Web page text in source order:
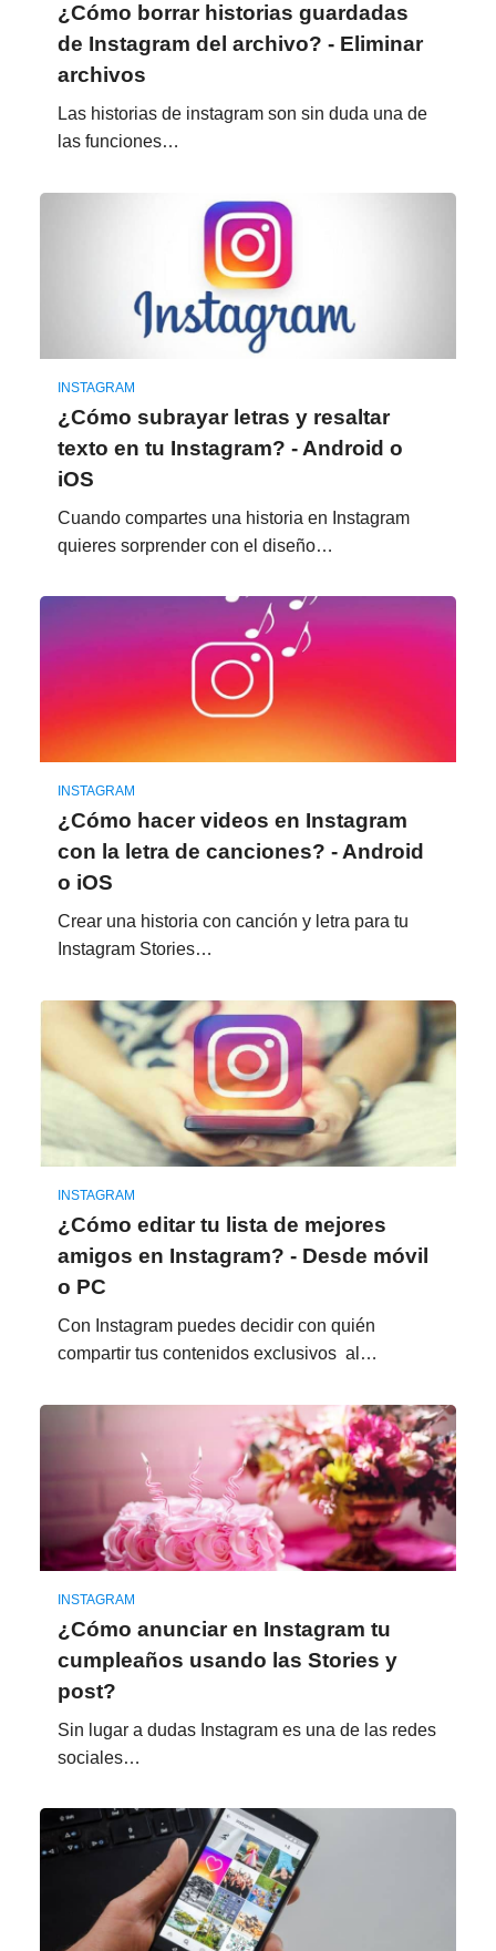
¿Cómo borrar historias guardadas
de Instagram del archivo? - Eliminar
archivos
Las historias de instagram son sin duda una de
las funciones…
INSTAGRAM
¿Cómo subrayar letras y resaltar
texto en tu Instagram? - Android o
iOS
Cuando compartes una historia en Instagram
quieres sorprender con el diseño…
INSTAGRAM
¿Cómo hacer videos en Instagram
con la letra de canciones? - Android
o iOS
Crear una historia con canción y letra para tu
Instagram Stories…
INSTAGRAM
¿Cómo editar tu lista de mejores
amigos en Instagram? - Desde móvil
o PC
Con Instagram puedes decidir con quién
compartir tus contenidos exclusivos al…
INSTAGRAM
¿Cómo anunciar en Instagram tu
cumpleaños usando las Stories y
post?
Sin lugar a dudas Instagram es una de las redes
sociales…